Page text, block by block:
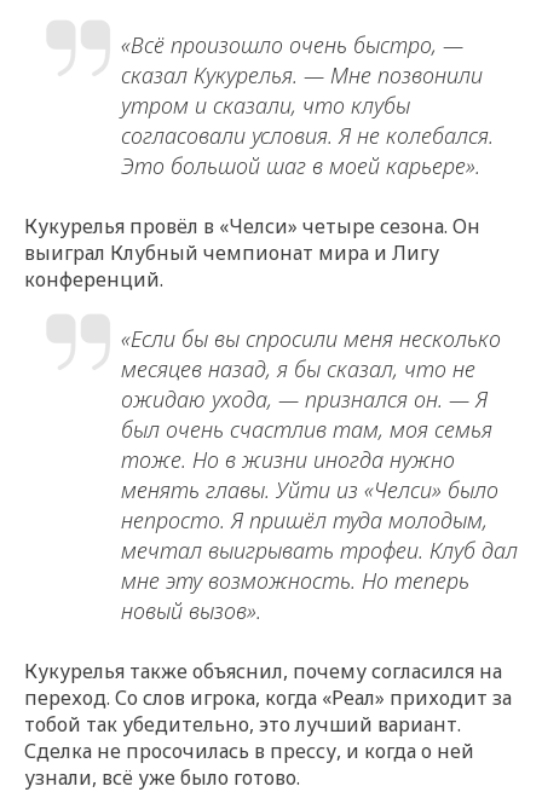
«Всё произошло очень быстро, —
сказал Кукурелья. — Мне позвонили
утром и сказали, что клубы
согласовали условия. Я не колебался.
Это большой шаг в моей карьере».
Кукурелья провёл в «Челси» четыре сезона. Он
выиграл Клубный чемпионат мира и Лигу
конференций.
«Если бы вы спросили меня несколько
месяцев назад, я бы сказал, что не
ожидаю ухода, — признался он. — Я
был очень счастлив там, моя семья
тоже. Но в жизни иногда нужно
менять главы. Уйти из «Челси» было
непросто. Я пришёл туда молодым,
мечтал выигрывать трофеи. Клуб дал
мне эту возможность. Но теперь
новый вызов».
Кукурелья также объяснил, почему согласился на
переход. Со слов игрока, когда «Реал» приходит за
тобой так убедительно, это лучший вариант.
Сделка не просочилась в прессу, и когда о ней
узнали, всё уже было готово.